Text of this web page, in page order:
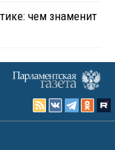
чем знаменит